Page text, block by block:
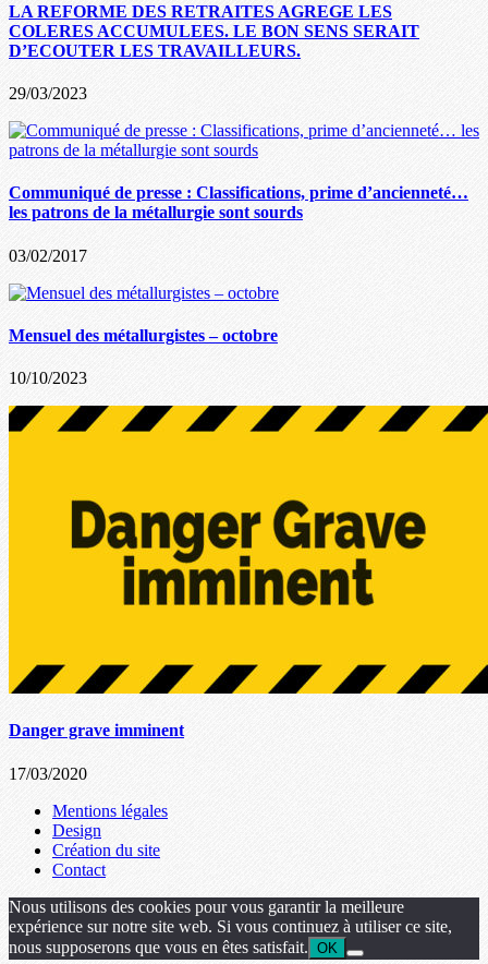
LA REFORME DES RETRAITES AGREGE LES
COLERES ACCUMULEES. LE BON SENS SERAIT
D’ECOUTER LES TRAVAILLEURS.
29/03/2023
Communiqué de presse : Classifications, prime d’ancienneté…
les patrons de la métallurgie sont sourds
03/02/2017
Mensuel des métallurgistes – octobre
10/10/2023
Danger grave imminent
17/03/2020
Mentions légales
Design
Création du site
Contact
Nous utilisons des cookies pour vous garantir la meilleure
expérience sur notre site web. Si vous continuez à utiliser ce site,
nous supposerons que vous en êtes satisfait. OK